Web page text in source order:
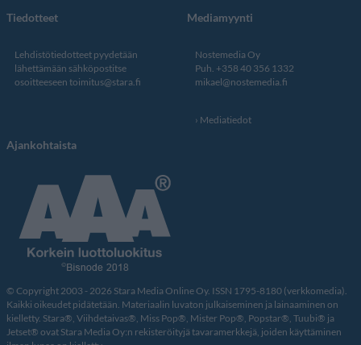
Tiedotteet
Lehdistötiedotteet pyydetään
lähettämään sähköpostitse
osoitteeseen toimitus@stara.fi
Mediamyynti
Nostemedia Oy
Puh. +358 40 356 1332
mikael@nostemedia.fi
Mediatiedot
Ajankohtaista
© Copyright 2003 - 2026 Stara Media Online Oy. ISSN 1795-8180 (verkkomedia).
Kaikki oikeudet pidätetään. Materiaalin luvaton julkaiseminen ja lainaaminen on
kielletty. Stara®, Viihdetaivas®, Miss Pop®, Mister Pop®, Popstar®, Tuubi® ja
Jetset® ovat Stara Media Oy:n rekisteröityjä tavaramerkkejä, joiden käyttäminen